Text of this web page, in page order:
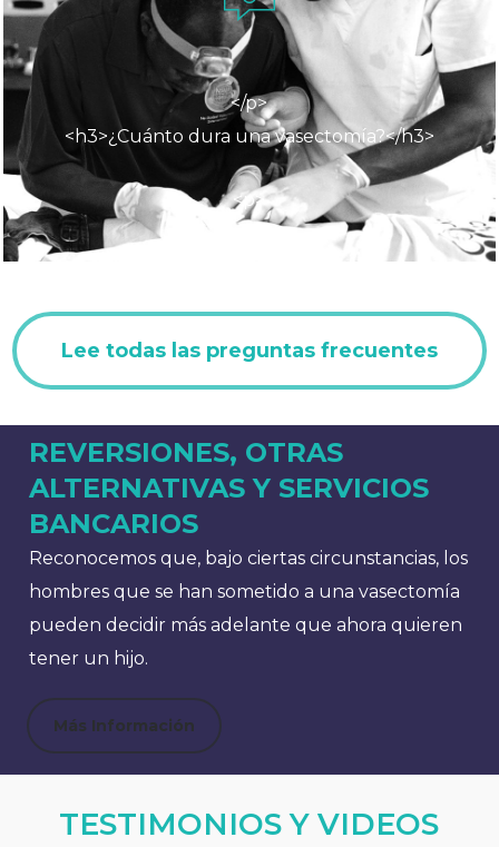
</p>
<h3>¿Cuánto dura una vasectomía?</h3>
<p>
El período de tiempo oscila entre 10 y
30 minutos, según la experiencia del
médico y los diferentes desafíos que
se puedan presentar en el cuerpo de
cada persona.
Lee todas las preguntas frecuentes
REVERSIONES, OTRAS
ALTERNATIVAS Y SERVICIOS
BANCARIOS
Reconocemos que, bajo ciertas circunstancias, los
hombres que se han sometido a una vasectomía
pueden decidir más adelante que ahora quieren
tener un hijo.
Más Información
TESTIMONIOS Y VIDEOS